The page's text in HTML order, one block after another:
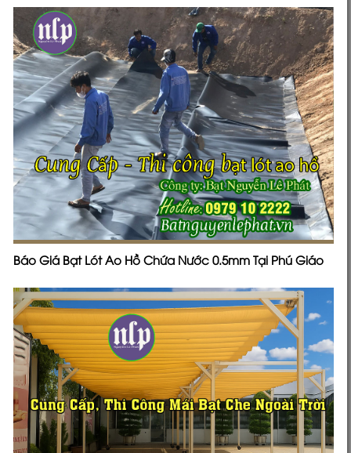
Báo Giá Bạt Lót Ao Hồ Chứa Nước 0.5mm Tại Phú Giáo